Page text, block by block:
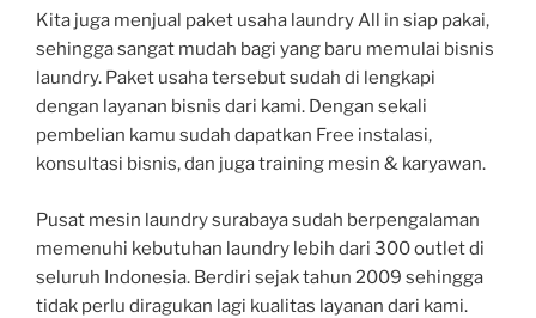
Kita juga menjual paket usaha laundry All in siap pakai,
sehingga sangat mudah bagi yang baru memulai bisnis
laundry. Paket usaha tersebut sudah di lengkapi
dengan layanan bisnis dari kami. Dengan sekali
pembelian kamu sudah dapatkan Free instalasi,
konsultasi bisnis, dan juga training mesin & karyawan.
Pusat mesin laundry surabaya sudah berpengalaman
memenuhi kebutuhan laundry lebih dari 300 outlet di
seluruh Indonesia. Berdiri sejak tahun 2009 sehingga
tidak perlu diragukan lagi kualitas layanan dari kami.